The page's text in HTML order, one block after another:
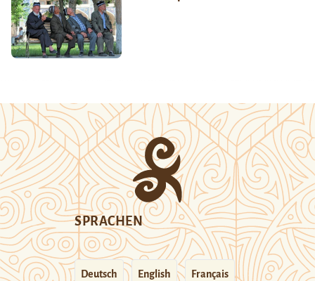
SPRACHEN
Deutsch English Français